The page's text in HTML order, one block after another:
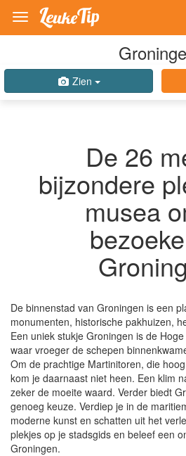
Toggle
navigation
Zien
De 26
bijzondere
musea
De binnenstad van Groningen is een
monumenten, historische pakhuizen,
Een uniek stukje Groningen is de
waar vroeger de schepen
Om de prachtige Martinitoren, die
kom je daarnaast niet heen. Een klim
zeker de moeite waard. Verder biedt
genoeg keuze. Verdiep je in de
moderne kunst en schatten uit het
plekjes op je stadsgids en beleef een
Groningen.